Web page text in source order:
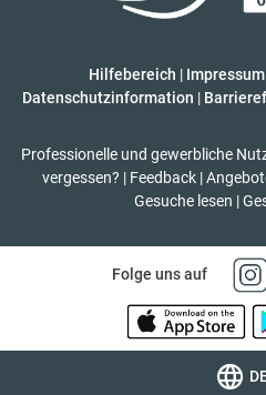
Hilfebereich | Impressum
Datenschutzinformation |
Professionelle und gewerbliche
vergessen? | Feedback |
Gesuche lesen |
Folge uns auf